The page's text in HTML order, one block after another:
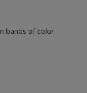
bands of color